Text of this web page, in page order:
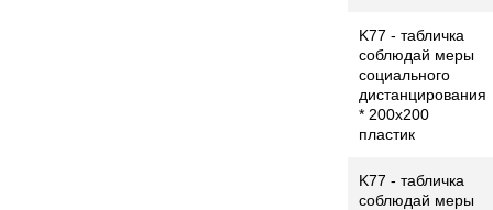
K77 - табличка
соблюдай меры
социального
дистанцирования
* 200x200
пластик
K77 - табличка
соблюдай меры